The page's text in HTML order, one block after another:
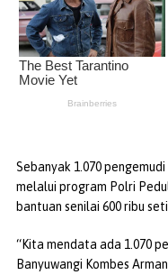
Sebanyak 1.070
melalui program Polri
bantuan senilai 600 ribu
“Kita mendata ada 1.070
Banyuwangi Kombes